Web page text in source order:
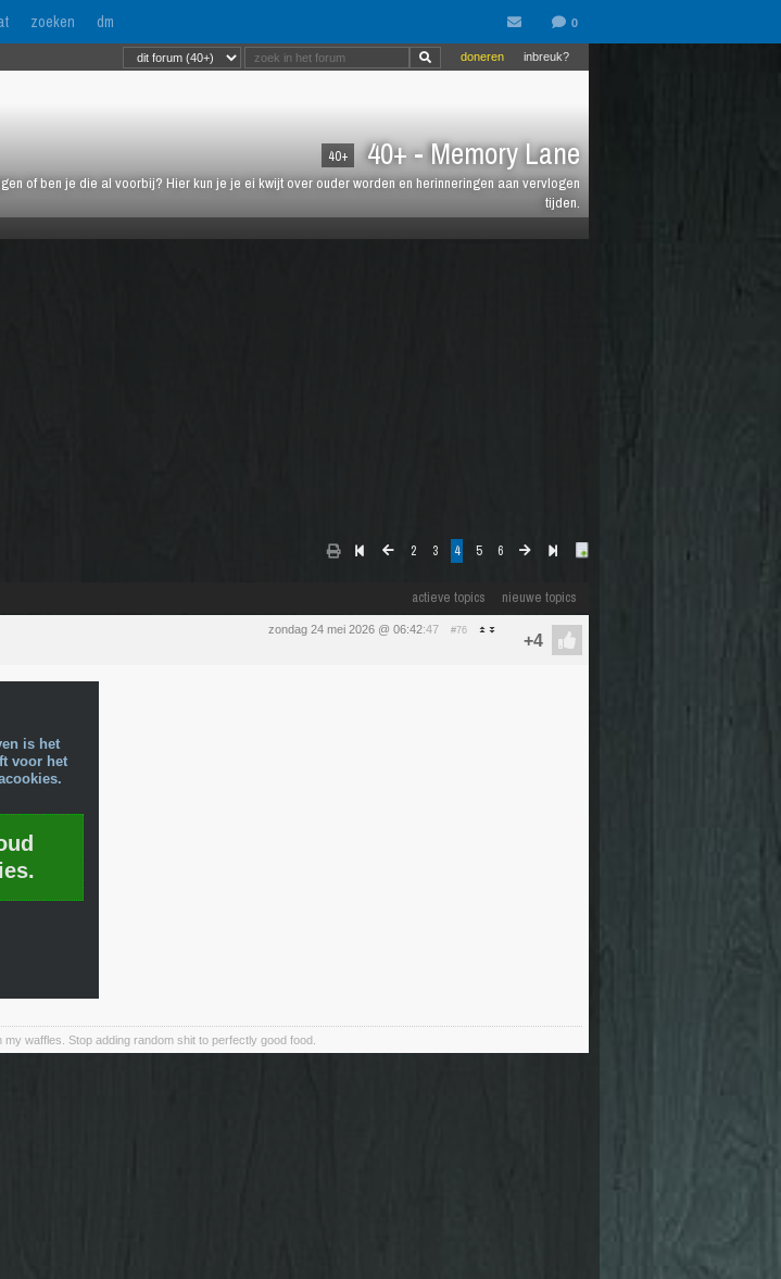
zoeken dm
40+ 40+ - Memory Lane
of ben je die al voorbij? Hier kun je je ei kwijt over ouder worden en herinneringen aan vervlogen
tijden.
inbreuk?
doneren
2 3 4 5 6
actieve topics nieuwe topics
zondag 24 mei 2026 @ 06:42:47 #76
is het
voor het
waffles. Stop adding random shit to perfectly good food.